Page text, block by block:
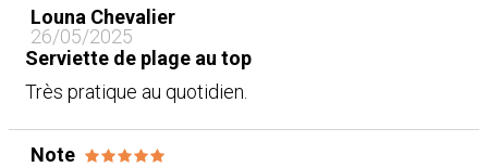
Louna Chevalier
26/05/2025
Serviette de plage au top
Très pratique au quotidien.
Note